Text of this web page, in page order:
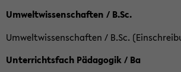
Umweltwissenschaften / B.Sc.
Umweltwissenschaften / B.Sc.
Unterrichtsfach Pädagogik / Ba